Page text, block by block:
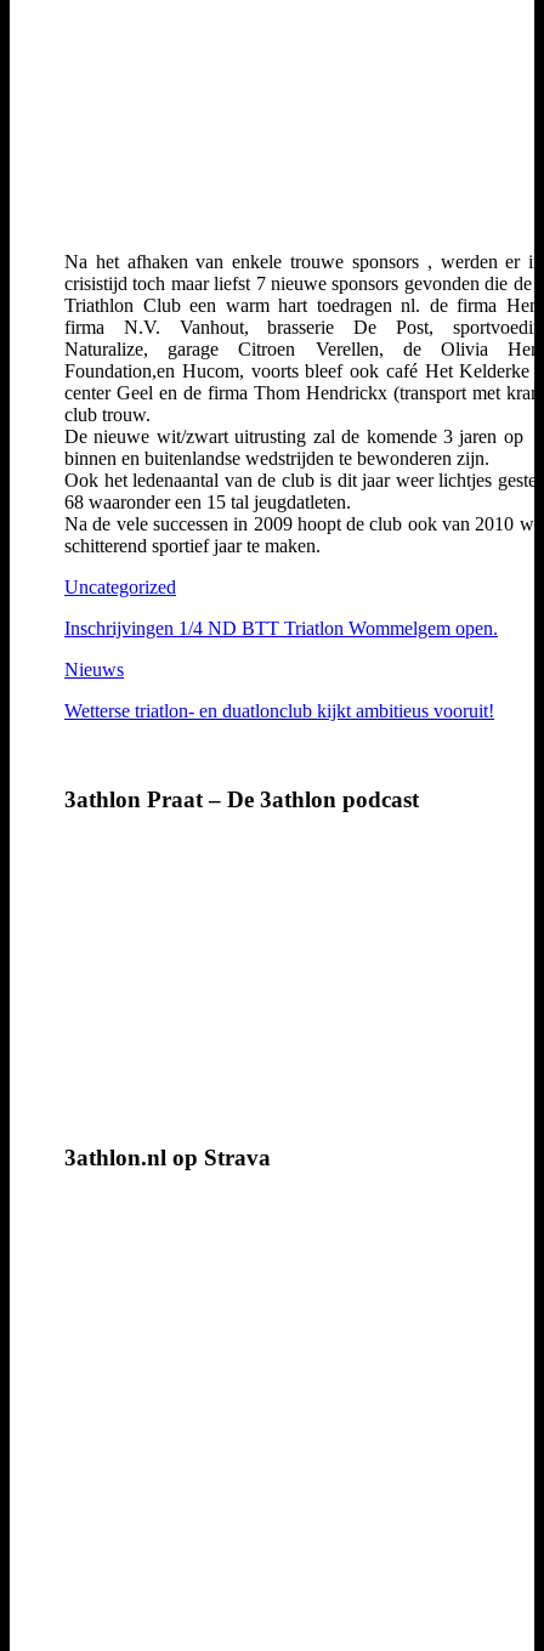
Na het afhaken van enkele trouwe sponsors , werden er
crisistijd toch maar liefst 7 nieuwe sponsors gevonden die de
Triathlon Club een warm hart toedragen nl. de firma
firma N.V. Vanhout, brasserie De Post,
Naturalize, garage Citroen Verellen, de Olivia
Foundation,en Hucom, voorts bleef ook café Het Kelderke ,
center Geel en de firma Thom Hendrickx (transport met
club trouw.
De nieuwe wit/zwart uitrusting zal de komende 3 jaren op
binnen en buitenlandse wedstrijden te bewonderen zijn.
Ook het ledenaantal van de club is dit jaar weer lichtjes
68 waaronder een 15 tal jeugdatleten.
Na de vele successen in 2009 hoopt de club ook van 2010
schitterend sportief jaar te maken.
Uncategorized
Inschrijvingen 1/4 ND BTT Triatlon Wommelgem open.
Nieuws
Wetterse triatlon- en duatlonclub kijkt ambitieus vooruit!
3athlon Praat – De 3athlon podcast
3athlon.nl op Strava